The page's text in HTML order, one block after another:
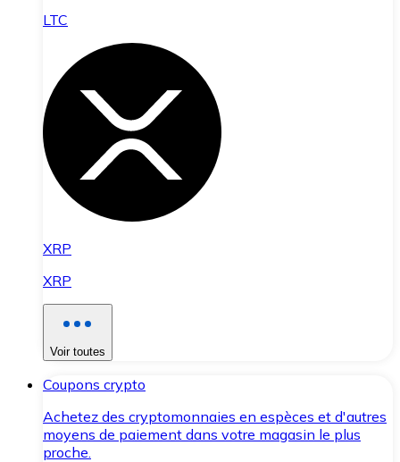
LTC
XRP
XRP
Voir toutes
Coupons crypto
Achetez des cryptomonnaies en espèces et d'autres
moyens de paiement dans votre magasin le plus
proche.